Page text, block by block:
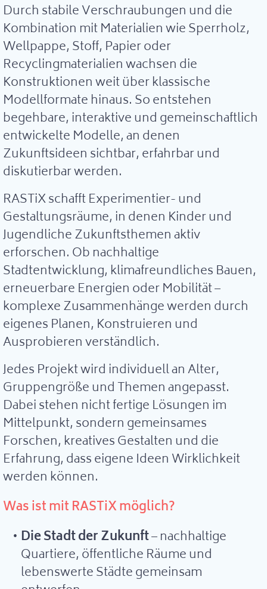
Durch stabile Verschraubungen und die
Kombination mit Materialien wie Sperrholz,
Wellpappe, Stoff, Papier oder
Recyclingmaterialien wachsen die
Konstruktionen weit über klassische
Modellformate hinaus. So entstehen
begehbare, interaktive und gemeinschaftlich
entwickelte Modelle, an denen
Zukunftsideen sichtbar, erfahrbar und
diskutierbar werden.
RASTiX schafft Experimentier- und
Gestaltungsräume, in denen Kinder und
Jugendliche Zukunftsthemen aktiv
erforschen. Ob nachhaltige
Stadtentwicklung, klimafreundliches Bauen,
erneuerbare Energien oder Mobilität –
komplexe Zusammenhänge werden durch
eigenes Planen, Konstruieren und
Ausprobieren verständlich.
Jedes Projekt wird individuell an Alter,
Gruppengröße und Themen angepasst.
Dabei stehen nicht fertige Lösungen im
Mittelpunkt, sondern gemeinsames
Forschen, kreatives Gestalten und die
Erfahrung, dass eigene Ideen Wirklichkeit
werden können.
Was ist mit RASTiX möglich?
Die Stadt der Zukunft– nachhaltige
Quartiere, öffentliche Räume und
lebenswerte Städte gemeinsam